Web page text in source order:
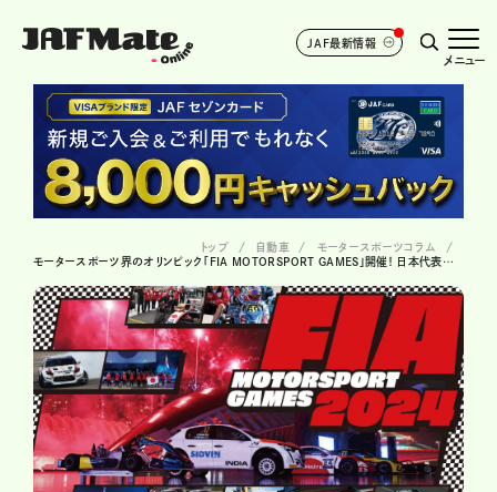
JAF最新情報
メニュー
トップ 自動車
モータースポーツコラム
モータースポーツ界のオリンピック「FIA MOTORSPORT GAMES」開催！ 日本代表の活躍は…!?